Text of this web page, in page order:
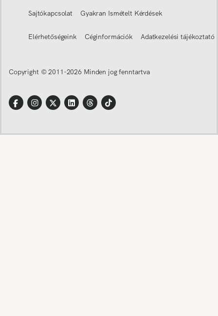
Sajtókapcsolat Gyakran Ismételt Kérdések
Elérhetőségeink Céginformációk Adatkezelési tájékoztató
Copyright © 2011-2026 Minden jog fenntartva